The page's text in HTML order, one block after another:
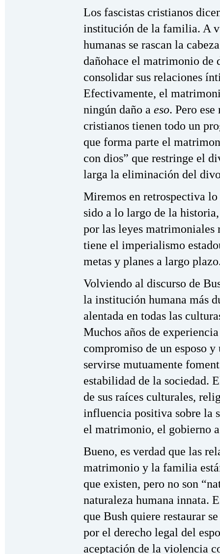
Los fascistas cristianos
institución de la familia. A
humanas se rascan la
dañohace el matrimonio de
consolidar sus relaciones
Efectivamente, el
ningún daño a eso. Pero
cristianos tienen todo un
que forma parte el
con dios” que restringe el
larga la eliminación del
Miremos en retrospectiva
sido a lo largo de la
por las leyes matrimoniales
tiene el imperialismo
metas y planes a largo
Volviendo al discurso de
la institución humana más
alentada en todas las
Muchos años de
compromiso de un esposo y
servirse mutuamente
estabilidad de la sociedad.
de sus raíces culturales,
influencia positiva sobre la
el matrimonio, el gobierno
Bueno, es verdad que las
matrimonio y la familia
que existen, pero no son
naturaleza humana innata.
que Bush quiere restaurar
por el derecho legal del
aceptación de la violencia